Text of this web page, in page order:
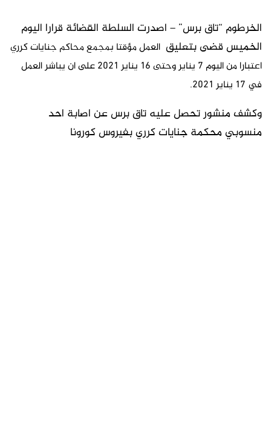
الخرطوم “تاق برس” – اصدرت السلطة القضائة قرارا اليوم
الخميس قضى بتعليق العمل مؤقتا بمجمع محاكم جنايات كرري
اعتبارا من اليوم 7 يناير وحتى 16 يناير 2021 على ان يباشر العمل
في 17 يناير 2021.
وكشف منشور تحصل عليه تاق برس عن اصابة احد
منسوبي محكمة جنايات كرري بفيروس كورونا